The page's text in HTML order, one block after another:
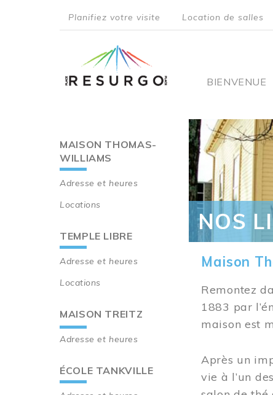
menu
Planifiez votre visite Location de salles
Main
BIENVENUE
Main
navigation
MAISON THOMAS-
WILLIAMS
Adresse et heures
Locations
TEMPLE LIBRE
Adresse et heures
Locations
MAISON TREITZ
Adresse et heures
ÉCOLE TANKVILLE
NOS
Maison
Remontez
1883 par
maison est
Après un
vie à l’un